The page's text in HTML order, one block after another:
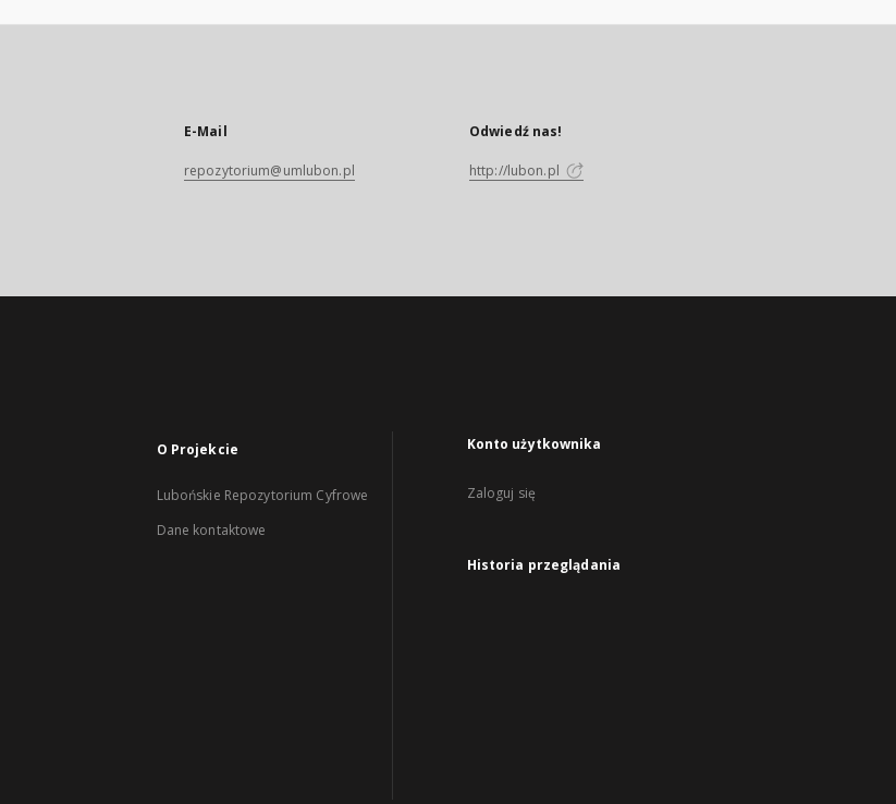
E-Mail
repozytorium@umlubon.pl
Odwiedź nas!
http://lubon.pl
O Projekcie
Lubońskie Repozytorium Cyfrowe
Dane kontaktowe
Konto użytkownika
Zaloguj się
Historia przeglądania